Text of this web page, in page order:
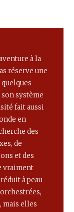
à la
réserve une
système
fait aussi
en
des
de
et des
vraiment
à peau
mais elles